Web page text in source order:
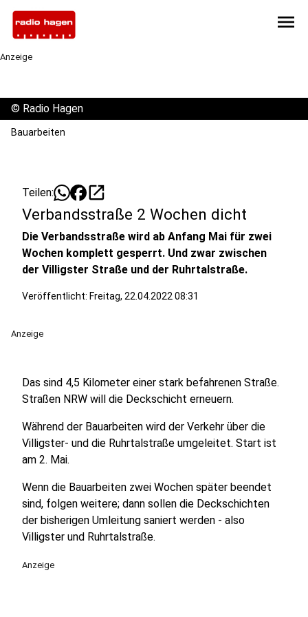
menu
Anzeige
© Radio Hagen
Bauarbeiten
Teilen: open_in_new
Verbandsstraße 2 Wochen dicht
Die Verbandsstraße wird ab Anfang Mai für zwei
Wochen komplett gesperrt. Und zwar zwischen
der Villigster Straße und der Ruhrtalstraße.
Veröffentlicht: Freitag, 22.04.2022 08:31
Anzeige
Das sind 4,5 Kilometer einer stark befahrenen Straße.
Straßen NRW will die Deckschicht erneuern.
Während der Bauarbeiten wird der Verkehr über die
Villigster- und die Ruhrtalstraße umgeleitet. Start ist
am 2. Mai.
Wenn die Bauarbeiten zwei Wochen später beendet
sind, folgen weitere; dann sollen die Deckschichten
der bisherigen Umleitung saniert werden - also
Villigster und Ruhrtalstraße.
Anzeige